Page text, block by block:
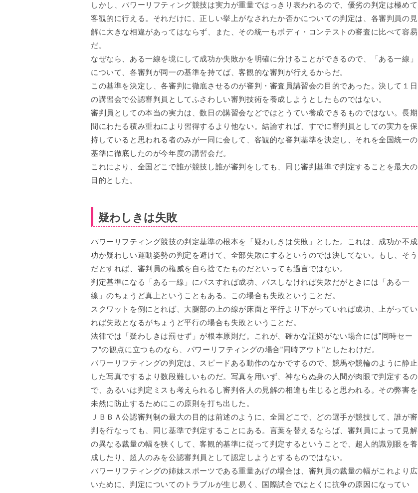
しかし、パワーリフティング競技は実力が重量ではっきり表われるので、優劣の判定は極めて
客観的に行える。それだけに、正しい挙上がなされたか否かについての判定は、各審判員の見
解に大きな相違があってはならず、また、その統一もボディ・コンテストの審査に比べて容易
だ。
なぜなら、ある一線を境にして成功か失敗かを明確に分けることができるので、「ある一線」
について、各審判が同一の基準を持てば、客観的な審判が行えるからだ。
この基準を決定し、各審判に徹底させるのが審判・審査員講習会の目的であった。決して１日
の講習会で公認審判員としてふさわしい審判技術を養成しようとしたものではない。
審判員としての本当の実力は、数日の講習会などではとうてい養成できるものではない。長期
間にわたる積み重ねにより習得するより他ない。結論すれば、すでに審判員としての実力を保
持していると思われる者のみが一同に会して、客観的な審判基準を決定し、それを全国統一の
基準に徹底したのが今年度の講習会だ。
これにより、全国どこで誰が競技し誰が審判をしても、同じ審判基準で判定することを最大の
目的とした。
疑わしきは失敗
パワーリフティング競技の判定基準の根本を「疑わしきは失敗」とした。これは、成功か不成
功か疑わしい運動姿勢の判定を避けて、全部失敗にするというのでは決してない。もし、そう
だとすれば、審判員の権威を自ら捨てたものだといっても過言ではない。
判定基準になる「ある一線」にパスすれば成功、パスしなければ失敗だがときには「ある一
線」のちょうど真上ということもある。この場合も失敗ということだ。
スクワットを例にとれば、大腿部の上の線が床面と平行より下がっていれば成功、上がってい
れば失敗となるがちょうど平行の場合も失敗ということだ。
法律では「疑わしきは罰せず」が根本原則だ。これが、確かな証拠がない場合には”同時セー
フ”の観点に立つものなら、パワーリフティングの場合”同時アウト”としたわけだ。
パワーリフティングの判定は、スピードある動作のなかでするので、競馬や競輪のように静止
した写真でするより数段難しいものだ。写真を用いず、神ならぬ身の人間が肉眼で判定するの
で、あるいは判定ミスも考えられるし審判各人の見解の相違も生じると思われる。その弊害を
未然に防止するためにこの原則を打ち出した。
ＪＢＢＡ公認審判制の最大の目的は前述のように、全国どこで、どの選手が競技して、誰が審
判を行なっても、同じ基準で判定することにある。言葉を替えるならば、審判員によって見解
の異なる裁量の幅を狭くして、客観的基準に従って判定するということで、超人的識別眼を養
成したり、超人のみを公認審判員として認定しようとするものではない。
パワーリフティングの姉妹スポーツである重量あげの場合は、審判員の裁量の幅がこれより広
いために、判定についてのトラブルが生じ易く、国際試合ではとくに抗争の原因になってい